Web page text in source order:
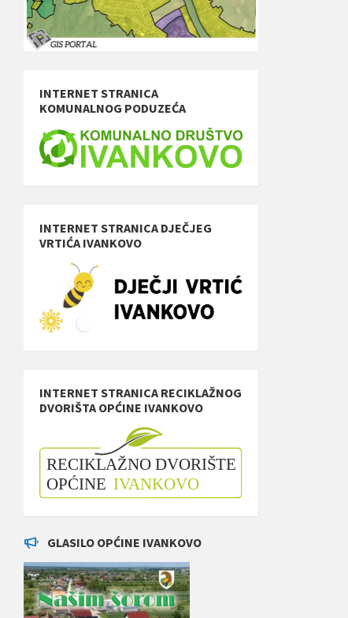
INTERNET STRANICA
KOMUNALNOG PODUZEĆA
INTERNET STRANICA DJEČJEG
VRTIĆA IVANKOVO
INTERNET STRANICA RECIKLAŽNOG
DVORIŠTA OPĆINE IVANKOVO
GLASILO OPĆINE IVANKOVO